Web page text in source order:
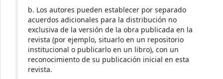
b. Los autores pueden establecer por separado
acuerdos adicionales para la distribución no
exclusiva de la versión de la obra publicada en la
revista (por ejemplo, situarlo en un repositorio
institucional o publicarlo en un libro), con un
reconocimiento de su publicación inicial en esta
revista.